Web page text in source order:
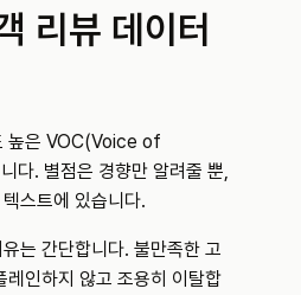
리뷰 데이터
높은 VOC(Voice of
다. 별점은 경향만 알려줄 뿐,
스트에 있습니다.
는 간단합니다. 불만족한 고
인하지 않고 조용히 이탈합